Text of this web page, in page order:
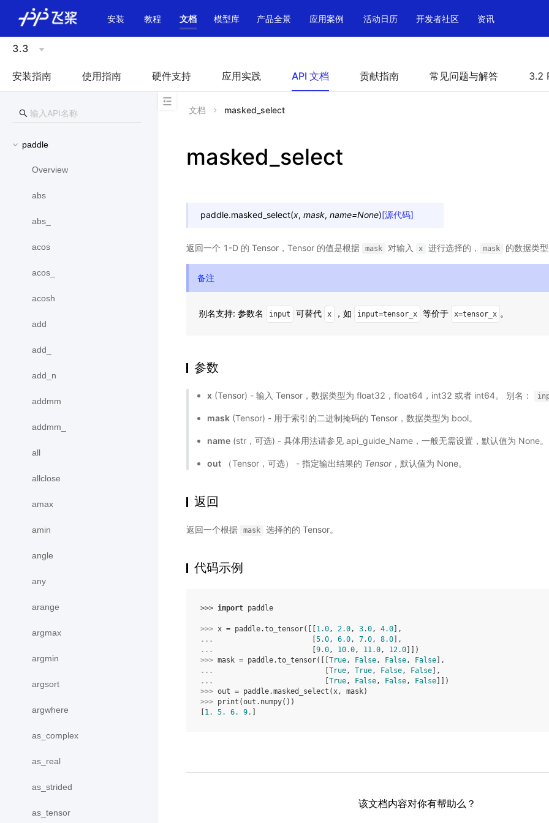
安装
教程 文档 模型库 产品全景 应用案例 活动日历 开发者社区 资讯
3.3
安装指南 使用指南 硬件支持 应用实践 API 文档 贡献指南 常见问题与解答 3.2
paddle
Overview
abs
abs_
acos
acos_
acosh
add
add_
add_n
addmm
addmm_
all
allclose
amax
amin
angle
any
arange
argmax
argmin
argsort
argwhere
as_complex
as_real
as_strided
as_tensor
文档 masked_select
masked_select
paddle.masked_select(x, mask, name=None)[源代码]
返回一个 1-D 的 Tensor，Tensor 的值是根据 mask 对输入 x 进行选择的， mask 的数据类
备注
别名支持: 参数名 input 可替代 x ，如 input=tensor_x 等价于 x=tensor_x 。
参数
x (Tensor) - 输入 Tensor，数据类型为 float32，float64，int32 或者 int64。 别名：
mask (Tensor) - 用于索引的二进制掩码的 Tensor，数据类型为 bool。
name (str，可选) - 具体用法请参见api_guide_Name ，一般无需设置，默认值为 None。
out （Tensor，可选） - 指定输出结果的 Tensor，默认值为 None。
返回
返回一个根据 mask 选择的的 Tensor。
代码示例
>>> import paddle
>>> x = paddle.to_tensor([[ 1.0, 2.0, 3.0, 4.0 ],
...
5.0, 6.0, 7.0, 8.0 ],
...
9.0, 10.0, 11.0, 12.0 ]])
>>> mask = paddle.to_tensor([[ True, False, False, False ],
...
True, True, False, False ],
...
True, False, False, False ]])
>>> out = paddle.masked_select (x, mask)
>>> print (out . numpy())
1. 5. 6. 9.
该文档内容对你有帮助么？